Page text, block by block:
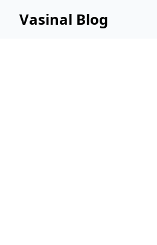
Vasinal Blog